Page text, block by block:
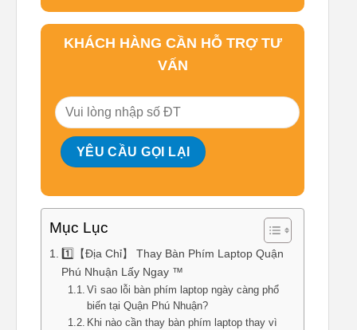
KHÁCH HÀNG CẦN HỖ TRỢ TƯ
VẤN
Mục Lục
1️⃣【Địa Chỉ】 Thay Bàn Phím Laptop Quận
Phú Nhuận Lấy Ngay ™
Vì sao lỗi bàn phím laptop ngày càng phổ
biến tại Quận Phú Nhuận?
Khi nào cần thay bàn phím laptop thay vì